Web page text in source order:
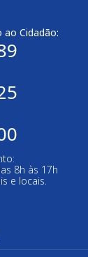
Cidadão:
8h às 17h
e locais.